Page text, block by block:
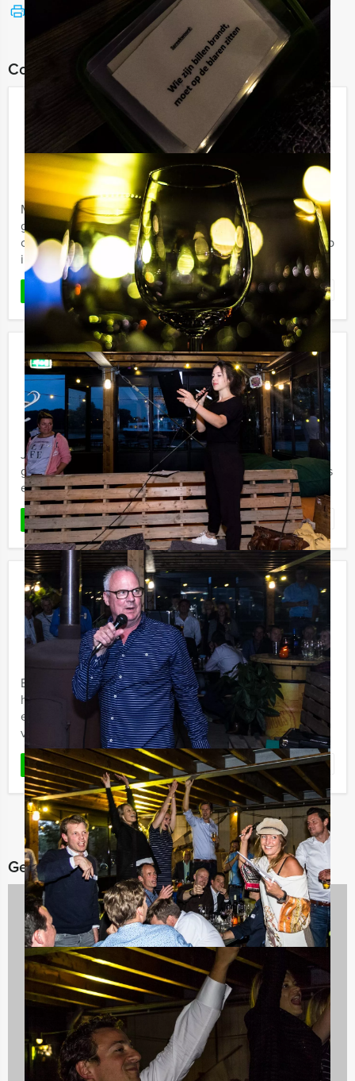
Bekijk printbare versie
Combineer dit uitje met:
Crime City Brunch Game in Den
Haag
Vanaf€ 62,50 p.p. excl. BTW
Vanaf 12 personen ‐ 4 uur en 30 minuten
Maak in Den Haag kennis met de crime city brunch
game. Een hypermodern, virtueel GPS spel in
combinatie met een overheerlijk 3-gangen brunch. Kruip
in de huid van een ...
LEES MEER Favoriet
Hunted Tablet Game in Delft
Vanaf€ 27,50 p.p. excl. BTW
Vanaf 12 personen ‐ 2 uur en 30 minuten
Je bent ontsnapt uit de gevangenis en nu.. direct een
grote slag slaan in het centrum van Delft natuurlijk! Dit is
echter gemakkelijker gezegd dan gedaan, want de ...
LEES MEER Favoriet
PopQuiz Diner Tilburg
Vanaf€ 64,50 p.p. excl. BTW
Vanaf 12 personen ‐ 4 uur
Een Popquiz Diner van Holland Tour Guides is een
heerlijke combinatie van een muzikale kennisquiz en
een eersteklas diner op een toplocatie. Je
vrijgezellenuitje of ...
LEES MEER Favoriet
Gerelateerde categorieën
Avondarrangementen
846 uitjes